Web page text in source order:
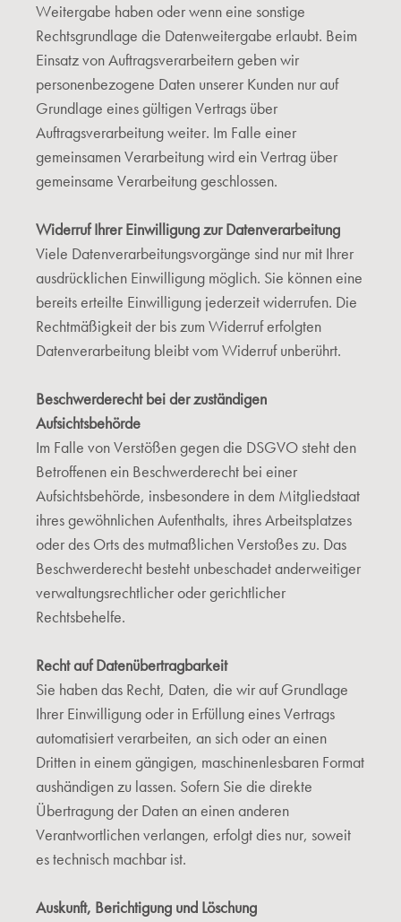
Weitergabe haben oder wenn eine sonstige
Rechtsgrundlage die Datenweitergabe erlaubt. Beim
Einsatz von Auftragsverarbeitern geben wir
personenbezogene Daten unserer Kunden nur auf
Grundlage eines gültigen Vertrags über
Auftragsverarbeitung weiter. Im Falle einer
gemeinsamen Verarbeitung wird ein Vertrag über
gemeinsame Verarbeitung geschlossen.
Widerruf Ihrer Einwilligung zur Datenverarbeitung
Viele Datenverarbeitungsvorgänge sind nur mit Ihrer
ausdrücklichen Einwilligung möglich. Sie können eine
bereits erteilte Einwilligung jederzeit widerrufen. Die
Rechtmäßigkeit der bis zum Widerruf erfolgten
Datenverarbeitung bleibt vom Widerruf unberührt.
Beschwerderecht bei der zuständigen
Aufsichtsbehörde
Im Falle von Verstößen gegen die DSGVO steht den
Betroffenen ein Beschwerderecht bei einer
Aufsichtsbehörde, insbesondere in dem Mitgliedstaat
ihres gewöhnlichen Aufenthalts, ihres Arbeitsplatzes
oder des Orts des mutmaßlichen Verstoßes zu. Das
Beschwerderecht besteht unbeschadet anderweitiger
verwaltungsrechtlicher oder gerichtlicher
Rechtsbehelfe.
Recht auf Datenübertragbarkeit
Sie haben das Recht, Daten, die wir auf Grundlage
Ihrer Einwilligung oder in Erfüllung eines Vertrags
automatisiert verarbeiten, an sich oder an einen
Dritten in einem gängigen, maschinenlesbaren Format
aushändigen zu lassen. Sofern Sie die direkte
Übertragung der Daten an einen anderen
Verantwortlichen verlangen, erfolgt dies nur, soweit
es technisch machbar ist.
Auskunft, Berichtigung und Löschung